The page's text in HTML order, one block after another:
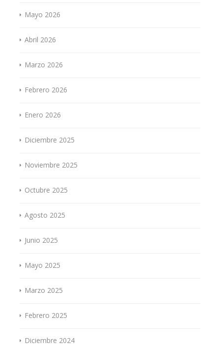
Mayo 2026
Abril 2026
Marzo 2026
Febrero 2026
Enero 2026
Diciembre 2025
Noviembre 2025
Octubre 2025
Agosto 2025
Junio 2025
Mayo 2025
Marzo 2025
Febrero 2025
Diciembre 2024